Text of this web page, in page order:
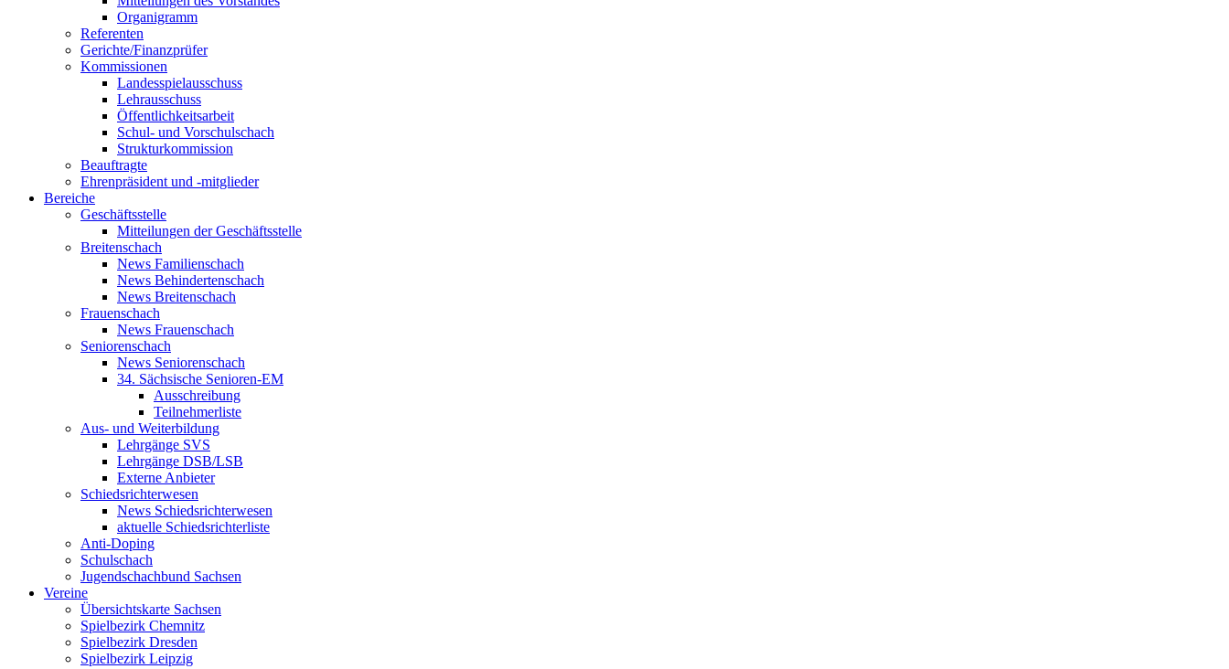
Organigramm
Referenten
Gerichte/Finanzprüfer
Kommissionen
Landesspielausschuss
Lehrausschuss
Öffentlichkeitsarbeit
Schul- und Vorschulschach
Strukturkommission
Beauftragte
Ehrenpräsident und -mitglieder
Bereiche
Geschäftsstelle
Mitteilungen der Geschäftsstelle
Breitenschach
News Familienschach
News Behindertenschach
News Breitenschach
Frauenschach
News Frauenschach
Seniorenschach
News Seniorenschach
34. Sächsische Senioren-EM
Ausschreibung
Teilnehmerliste
Aus- und Weiterbildung
Lehrgänge SVS
Lehrgänge DSB/LSB
Externe Anbieter
Schiedsrichterwesen
News Schiedsrichterwesen
aktuelle Schiedsrichterliste
Anti-Doping
Schulschach
Jugendschachbund Sachsen
Vereine
Übersichtskarte Sachsen
Spielbezirk Chemnitz
Spielbezirk Dresden
Spielbezirk Leipzig